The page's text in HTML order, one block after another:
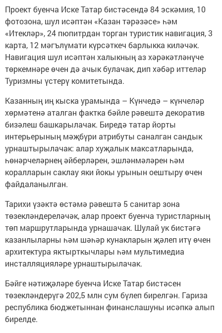
Проект буенча Иске Татар бистәсендә 84 эскәмия, 10
фотозона, шул исәптән «Казан тәрәзәсе» һәм
«Итекләр», 24 пюпитрдан торган туристик навигация, 3
карта, 12 мәгълүмати күрсәткеч барлыкка киләчәк.
Навигация шул исәптән халыкның аз хәрәкәтләнүче
төркемнәре өчен дә ачык булачак, дип хәбәр иттеләр
Туризмны үстерү комитетында.
Казанның иң кыска урамында – Күнчедә – күнчеләр
хөрмәтенә аталган фактка бәйле рәвештә декоратив
бизәлеш башкарылачак. Биредә татар йорты
интерьерының мәҗбүри атрибуты саналган сандык
урнаштырылачак: алар хуҗалык максатларында,
һөнәрчеләрнең әйберләрен, эшләнмәләрен һәм
коралларын саклау яки йокы урынын оештыру өчен
файдаланылган.
Тарихи үзәктә өстәмә рәвештә 5 санитар зона
төзекләндереләчәк, алар проект буенча туристларның
төп маршрутларында урнашачак. Шулай ук бистәгә
казанлыларны һәм шәһәр кунакларын җәлеп итү өчен
архитектура яктырткычлары һәм мультимедиа
инсталляцияләре урнаштырылачак.
Бәйге нәтиҗәләре буенча Иске Татар бистәсен
төзекләндерүгә 202,5 млн сум бүлеп бирелгән. Гариза
республика бюджетыннан финанслашуны исәпкә алып
бирелде.